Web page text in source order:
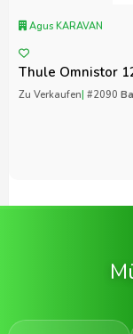
Agus KARAVAN
Thule Omnistor
Zu Verkaufen| #2090